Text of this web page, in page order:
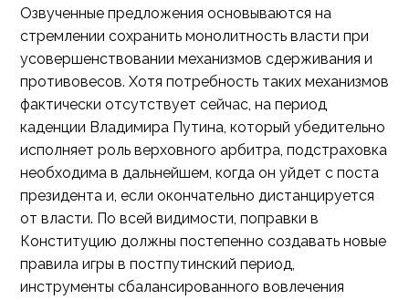
Озвученные предложения основываются на
стремлении сохранить монолитность власти при
усовершенствовании механизмов сдерживания и
противовесов. Хотя потребность таких механизмов
фактически отсутствует сейчас, на период
каденции Владимира Путина, который убедительно
исполняет роль верховного арбитра, подстраховка
необходима в дальнейшем, когда он уйдет с поста
президента и, если окончательно дистанцируется
от власти. По всей видимости, поправки в
Конституцию должны постепенно создавать новые
правила игры в постпутинский период,
инструменты сбалансированного вовлечения